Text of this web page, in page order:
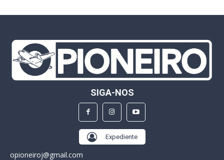
SIGA-NOS
Expediente
opioneiroj@gmail.com